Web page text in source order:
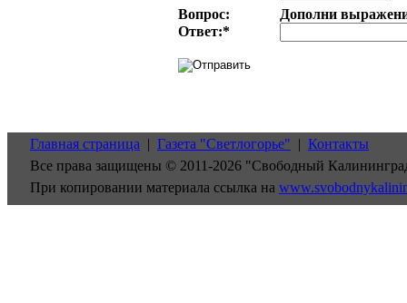
Вопрос:
Дополни
Ответ:*
Главная страница | Газета "Светлогорье" | Контакты
Все права защищены © 2011-2026 "Свободный
При копировании материала ссылка на